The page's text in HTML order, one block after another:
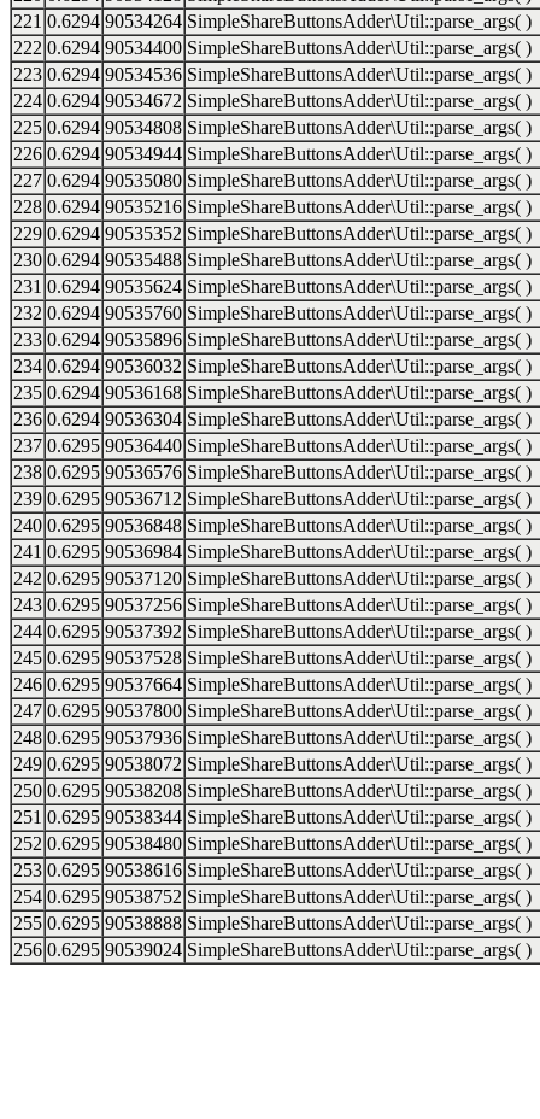
221 0.6294 90534264 SimpleShareButtonsAdder\Util::parse_args( )
222 0.6294 90534400 SimpleShareButtonsAdder\Util::parse_args( )
223 0.6294 90534536 SimpleShareButtonsAdder\Util::parse_args( )
224 0.6294 90534672 SimpleShareButtonsAdder\Util::parse_args( )
225 0.6294 90534808 SimpleShareButtonsAdder\Util::parse_args( )
226 0.6294 90534944 SimpleShareButtonsAdder\Util::parse_args( )
227 0.6294 90535080 SimpleShareButtonsAdder\Util::parse_args( )
228 0.6294 90535216 SimpleShareButtonsAdder\Util::parse_args( )
229 0.6294 90535352 SimpleShareButtonsAdder\Util::parse_args( )
230 0.6294 90535488 SimpleShareButtonsAdder\Util::parse_args( )
231 0.6294 90535624 SimpleShareButtonsAdder\Util::parse_args( )
232 0.6294 90535760 SimpleShareButtonsAdder\Util::parse_args( )
233 0.6294 90535896 SimpleShareButtonsAdder\Util::parse_args( )
234 0.6294 90536032 SimpleShareButtonsAdder\Util::parse_args( )
235 0.6294 90536168 SimpleShareButtonsAdder\Util::parse_args( )
236 0.6294 90536304 SimpleShareButtonsAdder\Util::parse_args( )
237 0.6295 90536440 SimpleShareButtonsAdder\Util::parse_args( )
238 0.6295 90536576 SimpleShareButtonsAdder\Util::parse_args( )
239 0.6295 90536712 SimpleShareButtonsAdder\Util::parse_args( )
240 0.6295 90536848 SimpleShareButtonsAdder\Util::parse_args( )
241 0.6295 90536984 SimpleShareButtonsAdder\Util::parse_args( )
242 0.6295 90537120 SimpleShareButtonsAdder\Util::parse_args( )
243 0.6295 90537256 SimpleShareButtonsAdder\Util::parse_args( )
244 0.6295 90537392 SimpleShareButtonsAdder\Util::parse_args( )
245 0.6295 90537528 SimpleShareButtonsAdder\Util::parse_args( )
246 0.6295 90537664 SimpleShareButtonsAdder\Util::parse_args( )
247 0.6295 90537800 SimpleShareButtonsAdder\Util::parse_args( )
248 0.6295 90537936 SimpleShareButtonsAdder\Util::parse_args( )
249 0.6295 90538072 SimpleShareButtonsAdder\Util::parse_args( )
250 0.6295 90538208 SimpleShareButtonsAdder\Util::parse_args( )
251 0.6295 90538344 SimpleShareButtonsAdder\Util::parse_args( )
252 0.6295 90538480 SimpleShareButtonsAdder\Util::parse_args( )
253 0.6295 90538616 SimpleShareButtonsAdder\Util::parse_args( )
254 0.6295 90538752 SimpleShareButtonsAdder\Util::parse_args( )
255 0.6295 90538888 SimpleShareButtonsAdder\Util::parse_args( )
256 0.6295 90539024 SimpleShareButtonsAdder\Util::parse_args( )